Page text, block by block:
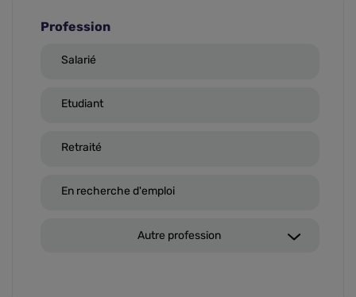
Profession
Salarié
Etudiant
Retraité
En recherche d'emploi
Autre profession